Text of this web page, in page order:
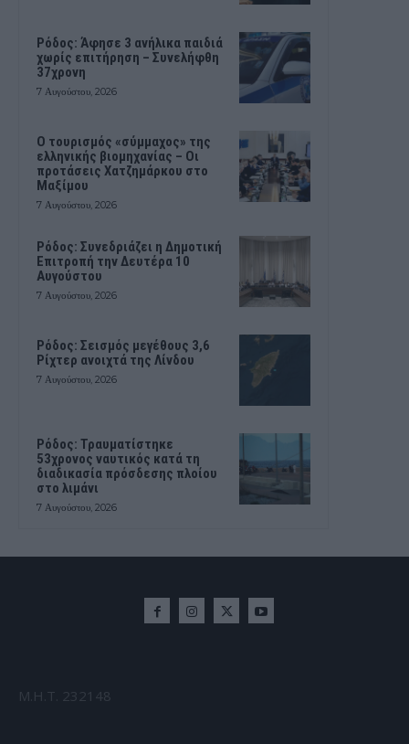
Ρόδος: Άφησε 3 ανήλικα παιδιά
χωρίς επιτήρηση – Συνελήφθη
37χρονη
7 Αυγούστου, 2026
Ο τουρισμός «σύμμαχος» της
ελληνικής βιομηχανίας – Οι
προτάσεις Χατζημάρκου στο
Μαξίμου
7 Αυγούστου, 2026
Ρόδος: Συνεδριάζει η Δημοτική
Επιτροπή την Δευτέρα 10
Αυγούστου
7 Αυγούστου, 2026
Ρόδος: Σεισμός μεγέθους 3,6
Ρίχτερ ανοιχτά της Λίνδου
7 Αυγούστου, 2026
Ρόδος: Τραυματίστηκε
53χρονος ναυτικός κατά τη
διαδικασία πρόσδεσης πλοίου
στο λιμάνι
7 Αυγούστου, 2026
Μ.Η.Τ. 232148